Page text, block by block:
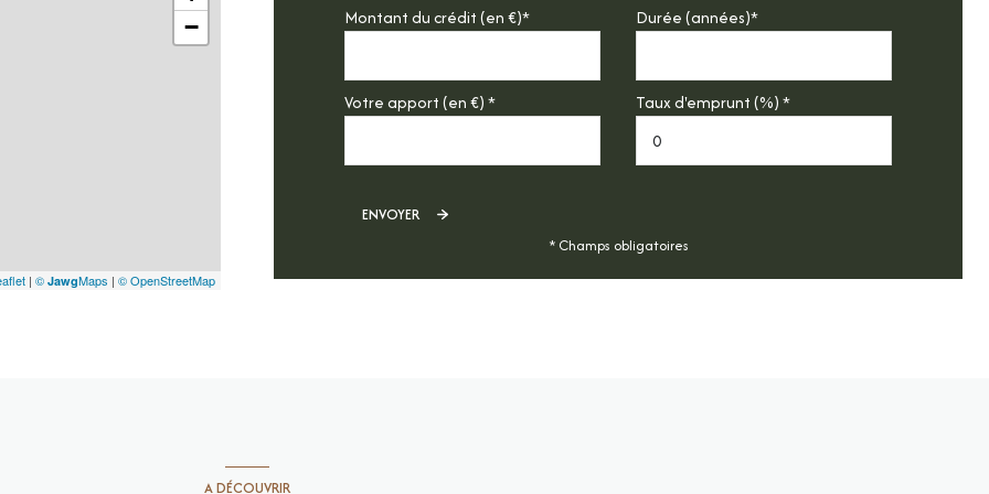
−
| © JawgMaps | © OpenStreetMap
Montant du crédit (en €)* Durée (années)*
Votre apport (en €) * Taux d'emprunt (%) *
ENVOYER
* Champs obligatoires
A DÉCOUVRIR